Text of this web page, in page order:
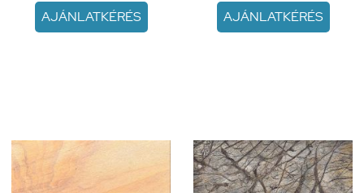
AJÁNLATKÉRÉS AJÁNLATKÉRÉS